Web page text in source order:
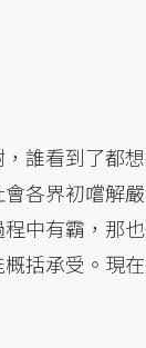
誰看到了都
各界初嚐解
中有霸，那
概括承受。現